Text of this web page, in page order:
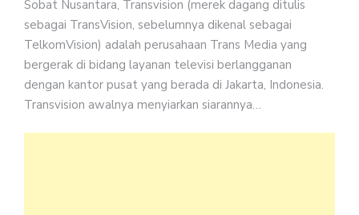
Sobat Nusantara, Transvision (merek dagang ditulis
sebagai TransVision, sebelumnya dikenal sebagai
TelkomVision) adalah perusahaan Trans Media yang
bergerak di bidang layanan televisi berlangganan
dengan kantor pusat yang berada di Jakarta, Indonesia.
Transvision awalnya menyiarkan siarannya…